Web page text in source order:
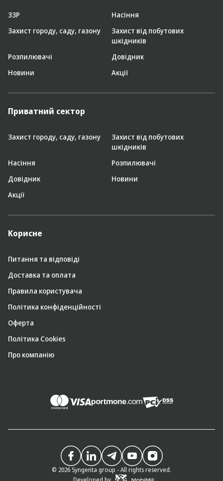
ЗЗР
Насіння
Захист городу, саду, газону
Захист від побутових
шкідників
Розпилювачі
Довідник
Новини
Акції
Приватний сектор
Захист городу, саду, газону
Захист від побутових
шкідників
Насіння
Розпилювачі
Довідник
Новини
Акції
Корисне
Питання та відповіді
Доставка та оплата
Правила користувача
Політика конфіденційності
Оферта
Політика Cookies
Про компанію
© 2026 Syngenta group - All rights reserved.